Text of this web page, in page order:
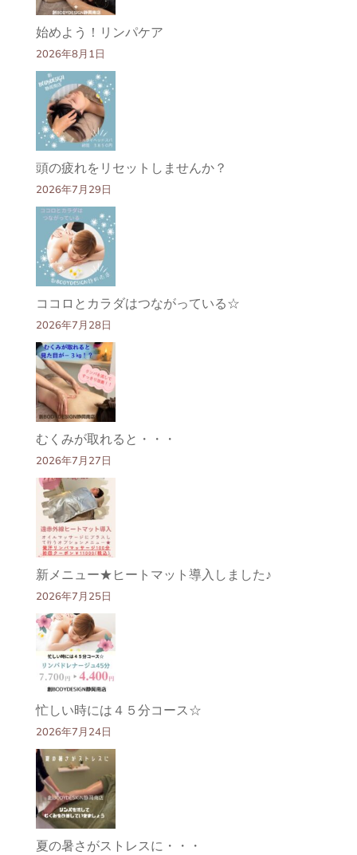
始めよう！リンパケア
2026年8月1日
頭の疲れをリセットしませんか？
2026年7月29日
ココロとカラダはつながっている☆
2026年7月28日
むくみが取れると・・・
2026年7月27日
新メニュー★ヒートマット導入しました♪
2026年7月25日
忙しい時には４５分コース☆
2026年7月24日
夏の暑さがストレスに・・・